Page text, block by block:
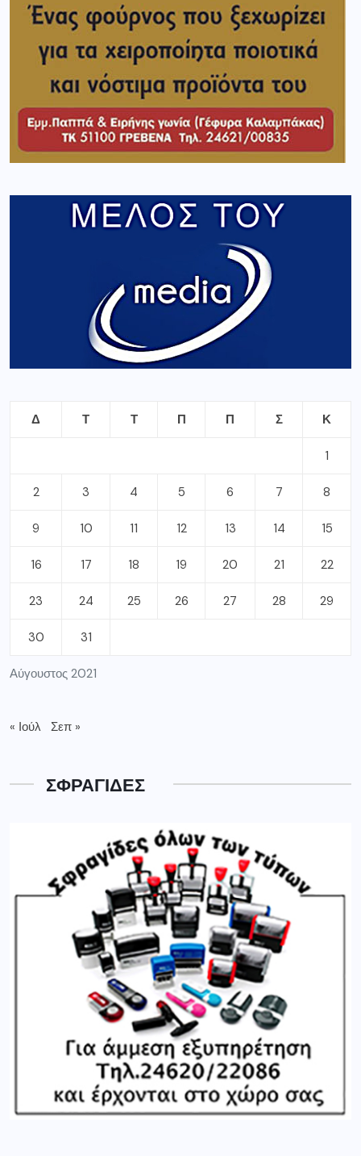
Αύγουστος 2021
Δ Τ Τ Π Π Σ Κ
1
2 3 4 5 6 7 8
9 10 11 12 13 14 15
16 17 18 19 20 21 22
23 24 25 26 27 28 29
30 31
« Ιούλ Σεπ »
ΣΦΡΑΓΙΔΕΣ